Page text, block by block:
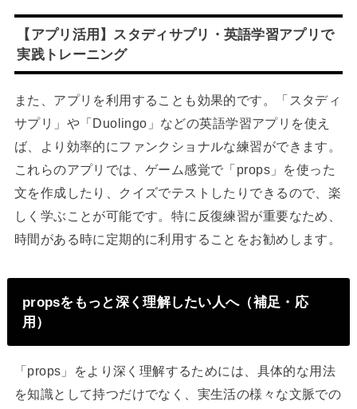
【アプリ活用】スタディサプリ・英語学習アプリで
実践トレーニング
また、アプリを利用することも効果的です。「スタディ
サプリ」や「Duolingo」などの英語学習アプリを使え
ば、より効率的にファンクショナルな練習ができます。
これらのアプリでは、ゲーム感覚で「props」を使った
文を作成したり、クイズでテストしたりできるので、楽
しく学ぶことが可能です。特に反復練習が重要なため、
時間がある時に定期的に利用することをお勧めします。
propsをもっと深く理解したい人へ（補足・応
用）
「props」をより深く理解するためには、具体的な用法
を知識として持つだけでなく、実生活の様々な文脈での